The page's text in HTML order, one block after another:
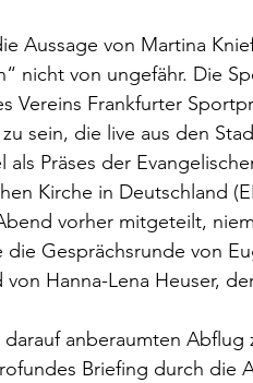
Aussage von Martina
nicht von ungefähr. Die
Vereins Frankfurter
sein, die live aus den
als Präses der
Kirche in Deutschland
vorher mitgeteilt,
die Gesprächsrunde von
von Hanna-Lena Heuser,
darauf anberaumten
Briefing durch die